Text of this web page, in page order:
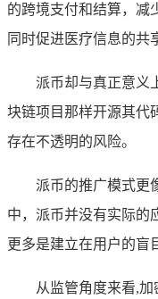
的跨境支付和结算，减
同时促进医疗信息的共
派币却与真正意义
块链项目那样开源其代
存在不透明的风险。
派币的推广模式更
中，派币并没有实际的
更多是建立在用户的盲
从监管角度来看,